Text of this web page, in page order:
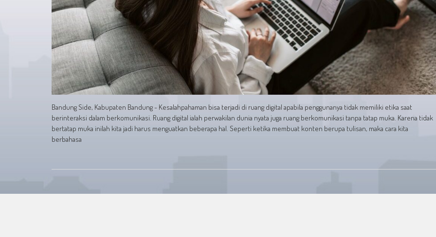
Bandung Side, Kabupaten Bandung - Kesalahpahaman bisa terjadi di ruang digital apabila penggunanya tidak memiliki etika saat
berinteraksi dalam berkomunikasi. Ruang digital ialah perwakilan dunia nyata juga ruang berkomunikasi tanpa tatap muka. Karena tidak
bertatap muka inilah kita jadi harus menguatkan beberapa hal. Seperti ketika membuat konten berupa tulisan, maka cara kita
berbahasa